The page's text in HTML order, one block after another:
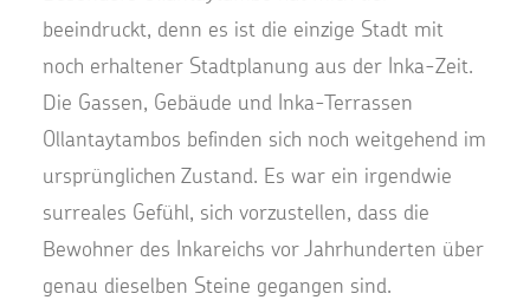
beeindruckt, denn es ist die einzige Stadt mit
noch erhaltener Stadtplanung aus der Inka-Zeit.
Die Gassen, Gebäude und Inka-Terrassen
Ollantaytambos befinden sich noch weitgehend im
ursprünglichen Zustand. Es war ein irgendwie
surreales Gefühl, sich vorzustellen, dass die
Bewohner des Inkareichs vor Jahrhunderten über
genau dieselben Steine gegangen sind.